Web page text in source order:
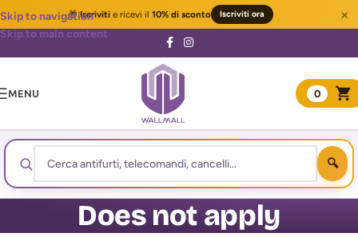
🎁Iscrivitie ricevi il 10% di sconto Iscriviti ora ×
Skip to navigation
Skip to main content
MENU 0
Does not apply